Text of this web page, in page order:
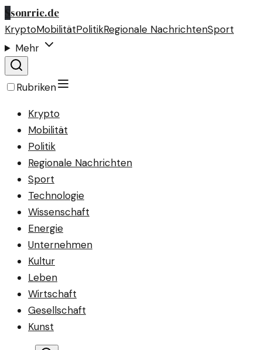
Ssonrrie.de
KryptoMobilitätPolitikRegionale NachrichtenSport
Mehr
Rubriken
Krypto
Mobilität
Politik
Regionale Nachrichten
Sport
Technologie
Wissenschaft
Energie
Unternehmen
Kultur
Leben
Wirtschaft
Gesellschaft
Kunst